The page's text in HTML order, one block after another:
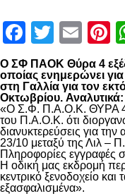
Facebook
Twitter
Ο ΣΦ ΠΑΟΚ Θύρα 4
οποίας ενημερώνει
στη Γαλλία για τον
Οκτωβρίου. Αναλυτικά:
«Ο Σ.Φ. Π.Α.Ο.Κ. ΘΥΡΑ 4
του Π.Α.Ο.Κ. ότι
διανυκτερεύσεις για
23/10 μεταξύ της Λιλ –
Πληροφορίες εγγραφές
Η οδική μας εκδρομή
κεντρικό ξενοδοχείο και
εξασφαλισμένα».